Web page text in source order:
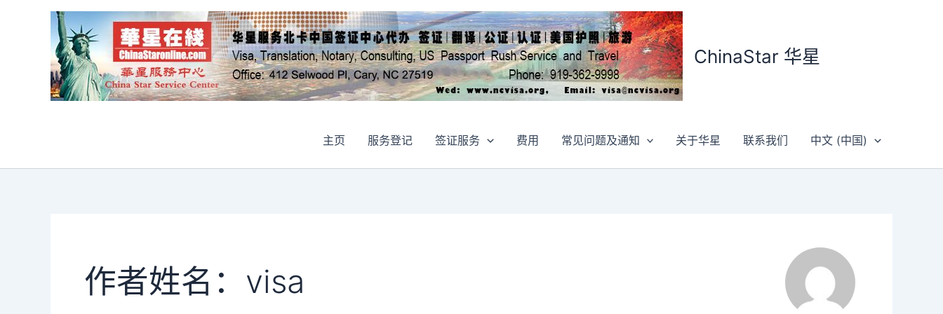
ChinaStar 华星
主页 服务登记 签证服务 费用 常见问题及通知 关于华星 联系我们 中文 (中国)
作者姓名：visa